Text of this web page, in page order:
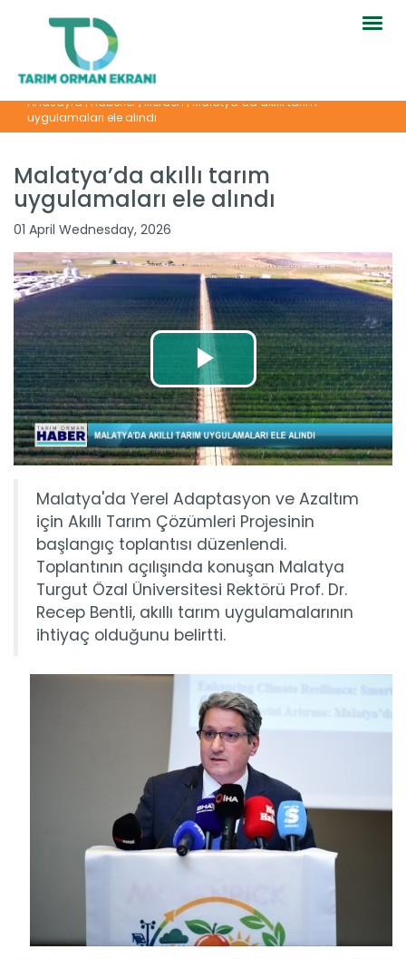
Anasayfa|Haberler|İllerden|Malatya’da akıllı tarım
uygulamaları ele alındı
Malatya’da akıllı tarım
uygulamaları ele alındı
01 April Wednesday, 2026
Malatya'da Yerel Adaptasyon ve Azaltım
için Akıllı Tarım Çözümleri Projesinin
başlangıç toplantısı düzenlendi.
Toplantının açılışında konuşan Malatya
Turgut Özal Üniversitesi Rektörü Prof. Dr.
Recep Bentli, akıllı tarım uygulamalarının
ihtiyaç olduğunu belirtti.